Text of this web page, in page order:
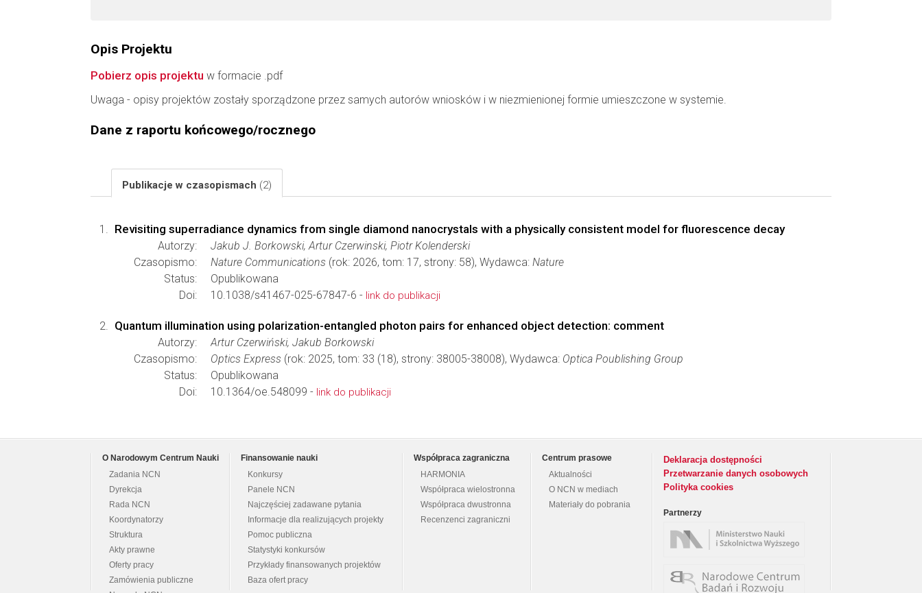
Opis Projektu
Pobierz opis projektu w formacie .pdf
Uwaga - opisy projektów zostały sporządzone przez samych autorów wniosków i w niezmienionej formie umieszczone w systemie.
Dane z raportu końcowego/rocznego
Publikacje w czasopismach (2)
Revisiting superradiance dynamics from single diamond nanocrystals with a physically consistent model for fluorescence decay
Autorzy:
Jakub J. Borkowski, Artur Czerwinski, Piotr Kolenderski
Czasopismo:
Nature Communications (rok: 2026, tom: 17, strony: 58), Wydawca: Nature
Status:
Opublikowana
Doi:
10.1038/s41467-025-67847-6 - link do publikacji
Quantum illumination using polarization-entangled photon pairs for enhanced object detection: comment
Autorzy:
Artur Czerwiński, Jakub Borkowski
Czasopismo:
Optics Express (rok: 2025, tom: 33 (18), strony: 38005-38008), Wydawca: Optica Poublishing Group
Status:
Opublikowana
Doi:
10.1364/oe.548099 - link do publikacji
O Narodowym Centrum Nauki
Zadania NCN
Dyrekcja
Rada NCN
Koordynatorzy
Struktura
Akty prawne
Oferty pracy
Zamówienia publiczne
Finansowanie nauki
Konkursy
Panele NCN
Najczęściej zadawane pytania
Informacje dla realizujących projekty
Pomoc publiczna
Statystyki konkursów
Przykłady finansowanych projektów
Baza ofert pracy
Współpraca zagraniczna
HARMONIA
Współpraca wielostronna
Współpraca dwustronna
Recenzenci zagraniczni
Centrum prasowe
Aktualności
O NCN w mediach
Materiały do pobrania
Deklaracja dostępności
Przetwarzanie danych osobowych
Polityka cookies
Partnerzy